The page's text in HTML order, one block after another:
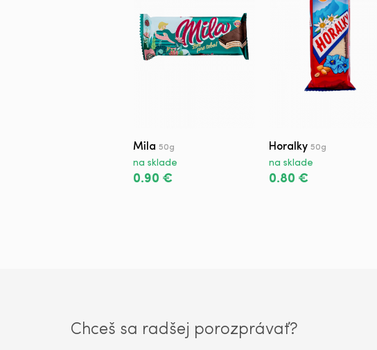
Mila 50g
na sklade
0.90 €
Horalky 50g
na sklade
0.80 €
Chceš sa radšej porozprávať?